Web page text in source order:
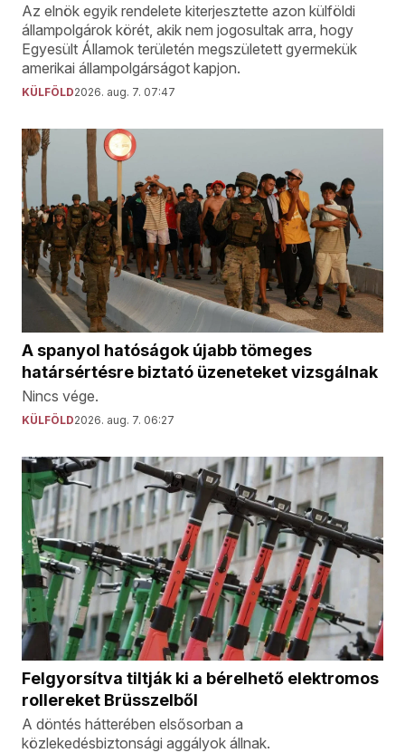
Az elnök egyik rendelete kiterjesztette azon külföldi
állampolgárok körét, akik nem jogosultak arra, hogy
Egyesült Államok területén megszületett gyermekük
amerikai állampolgárságot kapjon.
KÜLFÖLD2026. aug. 7. 07:47
A spanyol hatóságok újabb tömeges
határsértésre biztató üzeneteket vizsgálnak
Nincs vége.
KÜLFÖLD2026. aug. 7. 06:27
Felgyorsítva tiltják ki a bérelhető elektromos
rollereket Brüsszelből
A döntés hátterében elsősorban a
közlekedésbiztonsági aggályok állnak.